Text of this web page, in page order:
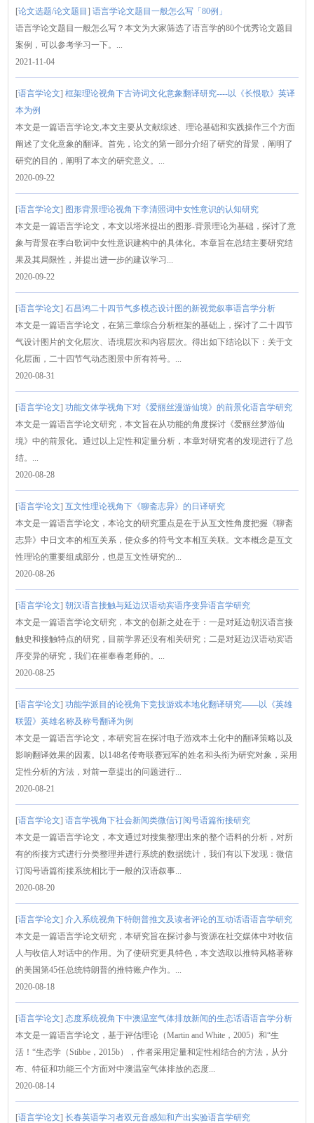
[论文选题/论文题目]语言学论文题目一般怎么写「80例」
语言学论文题目一般怎么写？本文为大家筛选了语言学的80个优秀论文题目
案例，可以参考学习一下。...
2021-11-04
[语言学论文]框架理论视角下古诗词文化意象翻译研究----以《长恨歌》英译
本为例
本文是一篇语言学论文,本文主要从文献综述、理论基础和实践操作三个方面
阐述了文化意象的翻译。首先，论文的第一部分介绍了研究的背景，阐明了
研究的目的，阐明了本文的研究意义。...
2020-09-22
[语言学论文] 图形背景理论视角下李清照词中女性意识的认知研究
本文是一篇语言学论文，本文以塔米提出的图形-背景理论为基础，探讨了意
象与背景在李白歌词中女性意识建构中的具体化。本章旨在总结主要研究结
果及其局限性，并提出进一步的建议学习...
2020-09-22
[语言学论文]石昌鸿二十四节气多模态设计图的新视觉叙事语言学分析
本文是一篇语言学论文，在第三章综合分析框架的基础上，探讨了二十四节
气设计图片的文化层次、语境层次和内容层次。得出如下结论以下：关于文
化层面，二十四节气动态图景中所有符号。...
2020-08-31
[语言学论文]功能文体学视角下对《爱丽丝漫游仙境》的前景化语言学研究
本文是一篇语言学论文研究，本文旨在从功能的角度探讨《爱丽丝梦游仙
境》中的前景化。通过以上定性和定量分析，本章对研究者的发现进行了总
结。...
2020-08-28
[语言学论文]互文性理论视角下《聊斋志异》的日译研究
本文是一篇语言学论文，本论文的研究重点是在于从互文性角度把握《聊斋
志异》中日文本的相互关系，使众多的符号文本相互关联。文本概念是互文
性理论的重要组成部分，也是互文性研究的...
2020-08-26
[语言学论文]朝汉语言接触与延边汉语动宾语序变异语言学研究
本文是一篇语言学论文研究，本文的创新之处在于：一是对延边朝汉语言接
触史和接触特点的研究，目前学界还没有相关研究；二是对延边汉语动宾语
序变异的研究，我们在崔奉春老师的。...
2020-08-25
[语言学论文]功能学派目的论视角下竞技游戏本地化翻译研究——以《英雄
联盟》英雄名称及称号翻译为例
本文是一篇语言学论文，本研究旨在探讨电子游戏本土化中的翻译策略以及
影响翻译效果的因素。以148名传奇联赛冠军的姓名和头衔为研究对象，采用
定性分析的方法，对前一章提出的问题进行...
2020-08-21
[语言学论文]语言学视角下社会新闻类微信订阅号语篇衔接研究
本文是一篇语言学论文，本文通过对搜集整理出来的整个语料的分析，对所
有的衔接方式进行分类整理并进行系统的数据统计，我们有以下发现：微信
订阅号语篇衔接系统相比于一般的汉语叙事...
2020-08-20
[语言学论文]介入系统视角下特朗普推文及读者评论的互动话语语言学研究
本文是一篇语言学论文研究，本研究旨在探讨参与资源在社交媒体中对收信
人与收信人对话中的作用。为了使研究更具特色，本文选取以推特风格著称
的美国第45任总统特朗普的推特账户作为。...
2020-08-18
[语言学论文] 态度系统视角下中澳温室气体排放新闻的生态话语语言学分析
本文是一篇语言学论文，基于评估理论（Martin and White，2005）和“生
活！“生态学（Stibbe，2015b），作者采用定量和定性相结合的方法，从分
布、特征和功能三个方面对中澳温室气体排放的态度...
2020-08-14
[语言学论文]长春英语学习者双元音感知和产出实验语言学研究